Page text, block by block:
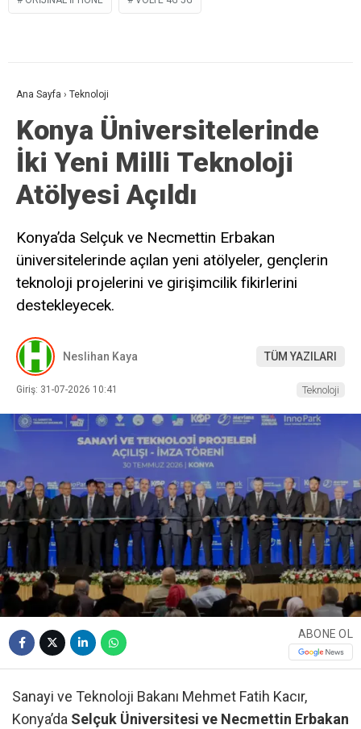
Ana Sayfa › Teknoloji
Konya Üniversitelerinde
İki Yeni Milli Teknoloji
Atölyesi Açıldı
Konya’da Selçuk ve Necmettin Erbakan
üniversitelerinde açılan yeni atölyeler, gençlerin
teknoloji projelerini ve girişimcilik fikirlerini
destekleyecek.
Neslihan Kaya TÜM YAZILARI
Giriş: 31-07-2026 10:41 Teknoloji
ABONE OL
Sanayi ve Teknoloji Bakanı Mehmet Fatih Kacır,
Konya’da Selçuk Üniversitesi ve Necmettin Erbakan